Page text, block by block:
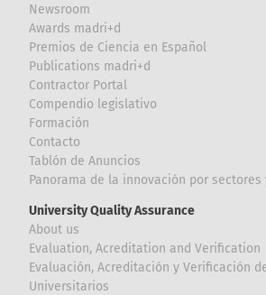
Newsroom
Awards madri+d
Premios de Ciencia en Español
Publications madri+d
Contractor Portal
Compendio legislativo
Formación
Contacto
Tablón de Anuncios
Panorama de la innovación por sectores
University Quality Assurance
About us
Evaluation, Acreditation and Verification
Evaluación, Acreditación y Verificación
Universitarios